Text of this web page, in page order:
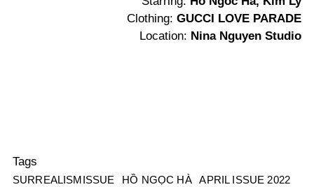
Clothing: GUCCI LOVE PARADE
Location: Nina Nguyen Studio
Tags
SURREALISMISSUE HỒ NGỌC HÀ APRIL ISSUE 2022